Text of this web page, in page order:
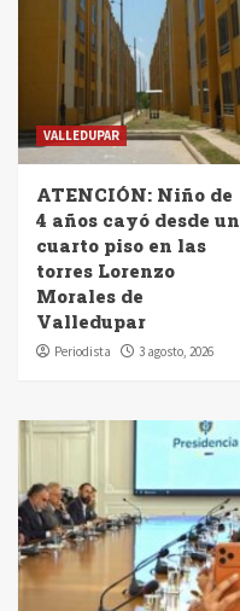
VALLEDUPAR
ATENCIÓN: Niño de
4 años cayó desde un
cuarto piso en las
torres Lorenzo
Morales de
Valledupar
Periodista 3 agosto, 2026